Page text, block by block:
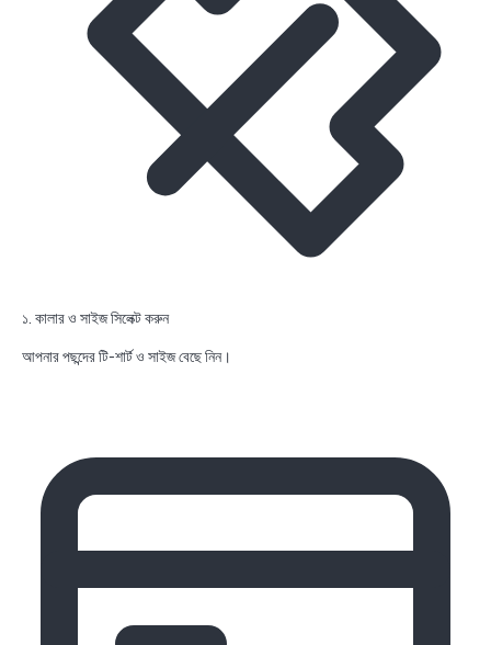
১. কালার ও সাইজ সিলেক্ট করুন
আপনার পছন্দের টি-শার্ট ও সাইজ বেছে নিন।